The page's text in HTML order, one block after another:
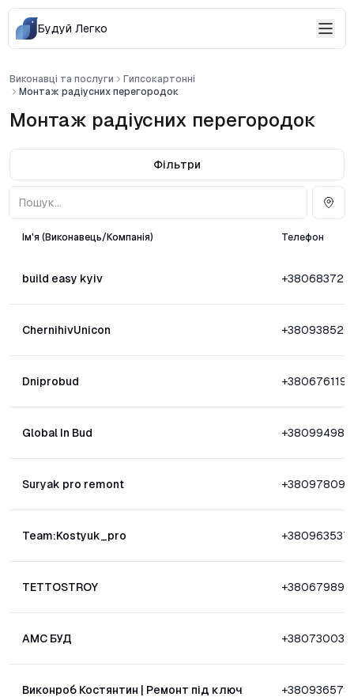
Будуй Легко
Виконавці та послуги
Гипсокартонні
Монтаж радіусних перегородок
Монтаж радіусних перегородок
Фільтри
Ім'я (Виконавець/Компанія) Телефон
build easy kyiv
ChernihivUnicon
Dniprobud
Global In Bud
Suryak pro remont
Team:Kostyuk_pro
TETTOSTROY
АМС БУД
Виконроб Костянтин | Ремонт під ключ